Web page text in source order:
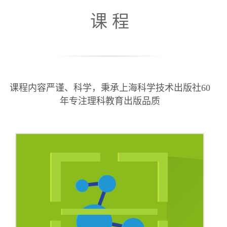
课 程
课程内容严谨、科学，秉承上海科学技术出版社60
年专注理科教育出版品质